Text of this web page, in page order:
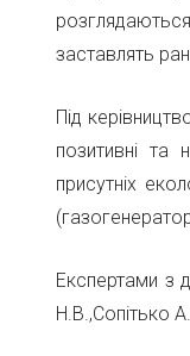
заставлять
Під
позитивні та
присутніх
Експертами з
Н.В.,Сопітько